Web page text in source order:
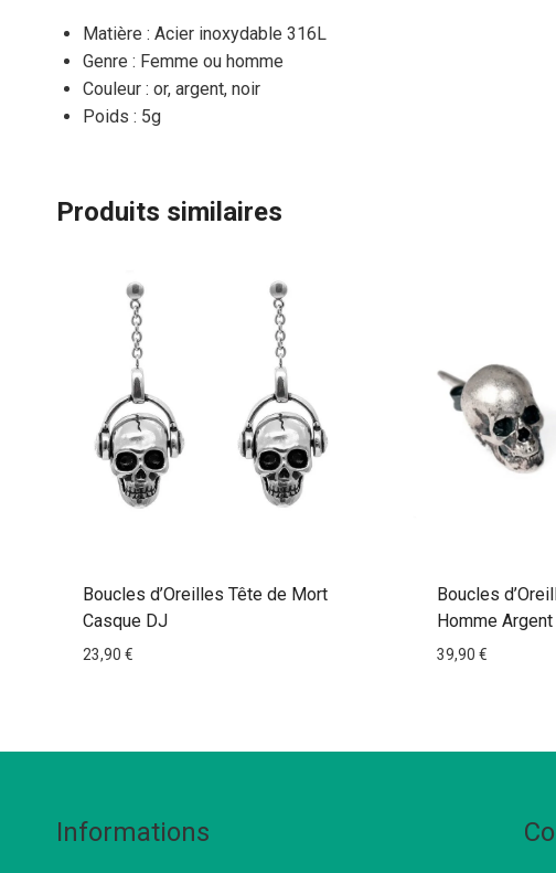
Matière : Acier inoxydable 316L
Genre : Femme ou homme
Couleur : or, argent, noir
Poids : 5g
Produits similaires
Boucles d’Oreilles Tête de Mort
Casque DJ
23,90 €
Boucles
Homme Argent
39,90 €
Informations